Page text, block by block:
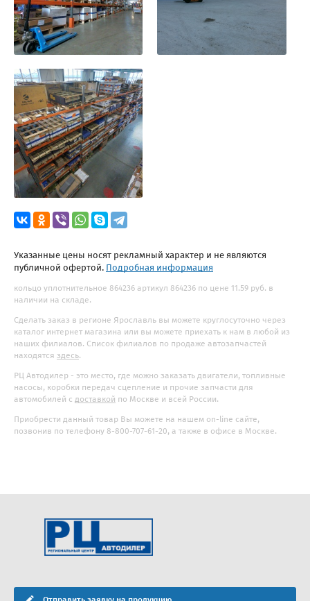
Указанные цены носят рекламный характер и не являются
публичной офертой. Подробная информация
кольцо уплотнительное 864236 артикул 864236 по цене 11.59 руб. в
наличии на складе.
Сделать заказ в регионе Ярославль вы можете круглосуточно через
каталог интернет магазина или вы можете приехать к нам в любой из
наших филиалов. Список филиалов по продаже автозапчастей
находятся здесь.
РЦ Автодилер - это место, где можно заказать двигатели, топливные
насосы, коробки передач сцепление и прочие запчасти для
автомобилей с доставкой по Москве и всей России.
Приобрести данный товар Вы можете на нашем on-line сайте,
позвонив по телефону 8-800-707-61-20, а также в офисе в Москве.